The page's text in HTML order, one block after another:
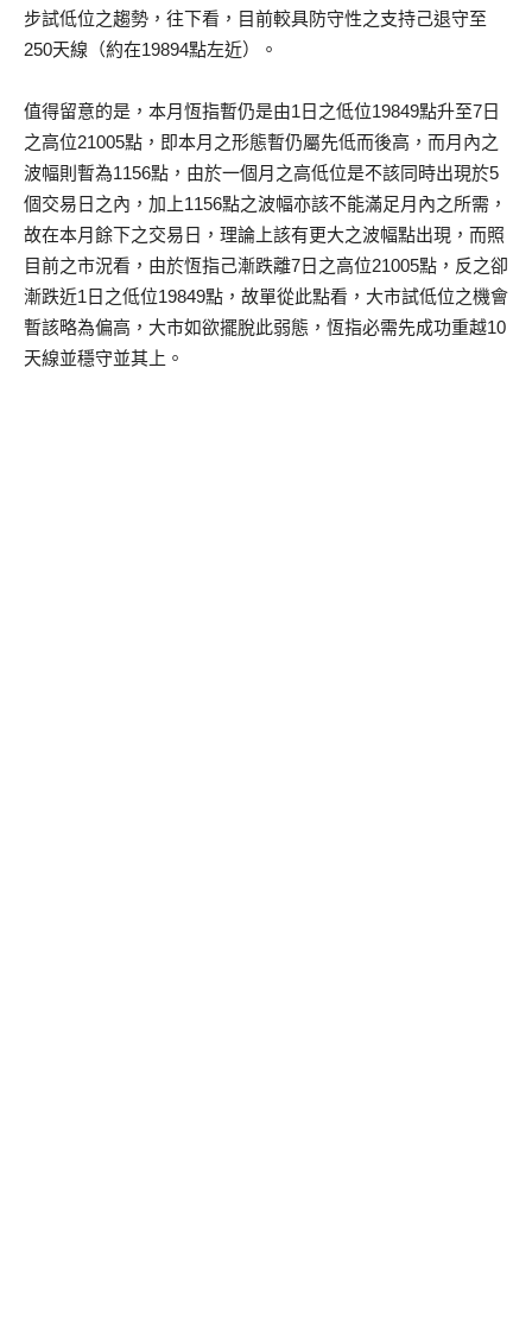
步試低位之趨勢，往下看，目前較具防守性之支持己退守至
250天線（約在19894點左近）。
值得留意的是，本月恆指暫仍是由1日之低位19849點升至7日
之高位21005點，即本月之形態暫仍屬先低而後高，而月內之
波幅則暫為1156點，由於一個月之高低位是不該同時出現於5
個交易日之內，加上1156點之波幅亦該不能滿足月內之所需，
故在本月餘下之交易日，理論上該有更大之波幅點出現，而照
目前之市況看，由於恆指己漸跌離7日之高位21005點，反之卻
漸跌近1日之低位19849點，故單從此點看，大市試低位之機會
暫該略為偏高，大市如欲擺脫此弱態，恆指必需先成功重越10
天線並穩守並其上。